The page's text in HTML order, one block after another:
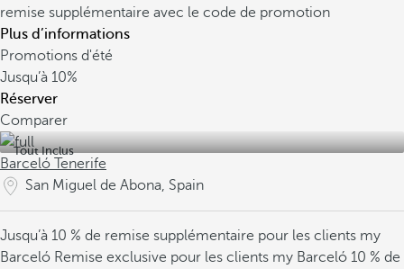
remise supplémentaire avec le code de promotion
Plus d’informations
Promotions d'été
Jusqu’à 10%
Réserver
Comparer
Tout Inclus
Barceló Tenerife
San Miguel de Abona, Spain
Jusqu’à 10 % de remise supplémentaire pour les clients my
Barceló Remise exclusive pour les clients my Barceló 10 % de